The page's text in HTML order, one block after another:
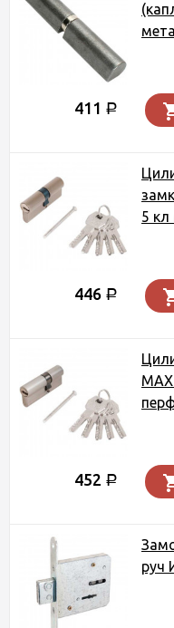
411 Р
5
446 Р
452 Р
руч